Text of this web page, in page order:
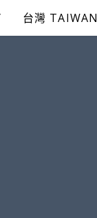
台灣 TAIWAN